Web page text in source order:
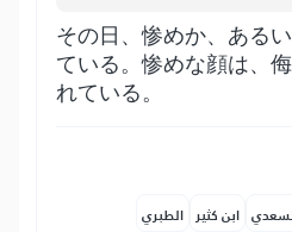
その日、惨めか、ある
ている。惨めな顔は、
れている。
ابن كثير الطبري